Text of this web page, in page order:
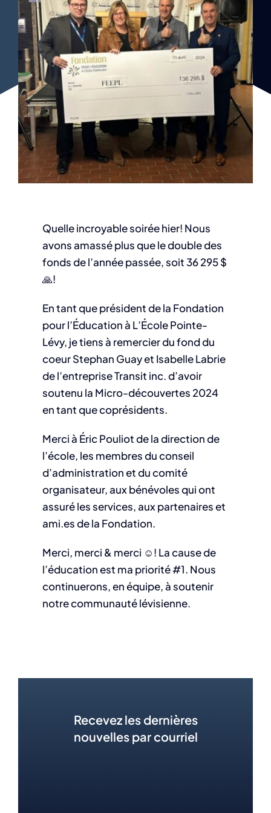
Quelle incroyable soirée hier! Nous
avons amassé plus que le double des
fonds de l’année passée, soit 36 295 $
🙏!
En tant que président de la Fondation
pour l’Éducation à L’École Pointe-
Lévy, je tiens à remercier du fond du
coeur Stephan Guay et Isabelle Labrie
de l’entreprise Transit inc. d’avoir
soutenu la Micro-découvertes 2024
en tant que coprésidents.
Merci à Éric Pouliot de la direction de
l’école, les membres du conseil
d’administration et du comité
organisateur, aux bénévoles qui ont
assuré les services, aux partenaires et
ami.es de la Fondation.
Merci, merci & merci ☺️! La cause de
l’éducation est ma priorité #1. Nous
continuerons, en équipe, à soutenir
notre communauté lévisienne.
Recevez les dernières
nouvelles par courriel